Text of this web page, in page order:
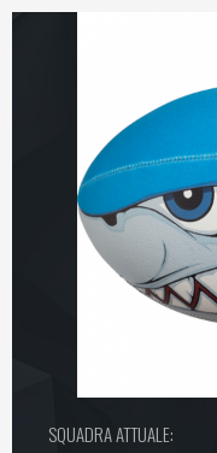
SQUADRA ATTUALE: